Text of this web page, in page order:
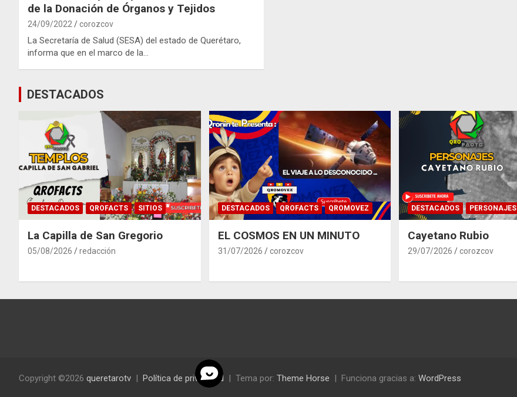
de la Donación de Órganos y Tejidos
24/09/2022 corozcov
La Secretaría de Salud (SESA) del estado de Querétaro,
informa que en el marco de la…
DESTACADOS
DESTACADOS QROFACTS SITIOS
La Capilla de San Gregorio
05/08/2026 redacción
DESTACADOS QROFACTS QROMOVEZ
EL COSMOS EN UN MINUTO
31/07/2026 corozcov
DESTACADOS PERSONAJES
Cayetano Rubio
29/07/2026 corozcov
Copyright ©2026 queretarotv Política de privacidad Tema por: Theme Horse Funciona gracias a: WordPress